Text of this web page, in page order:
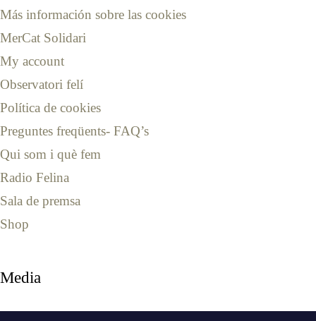
Más información sobre las cookies
MerCat Solidari
My account
Observatori felí
Política de cookies
Preguntes freqüents- FAQ’s
Qui som i què fem
Radio Felina
Sala de premsa
Shop
Media